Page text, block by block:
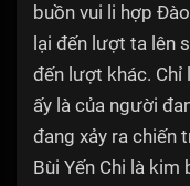
buồn vui li hợp
lại đến lượt ta lên
đến lượt khác. Chỉ
ấy là của người
đang xảy ra chiến
Bùi Yến Chi là